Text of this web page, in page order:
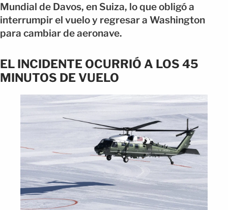
Mundial de Davos, en Suiza, lo que obligó a
interrumpir el vuelo y regresar a Washington
para cambiar de aeronave.
EL INCIDENTE OCURRIÓ A LOS 45
MINUTOS DE VUELO